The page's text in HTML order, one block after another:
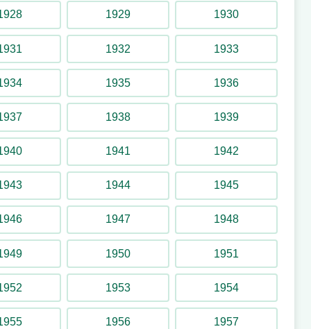
1929 1930
1932 1933
1935 1936
1938 1939
1941 1942
1944 1945
1947 1948
1950 1951
1953 1954
1956 1957
Toboggan
1924
Tomtetåget
1931 – Okänt
Tornado
1959 – 1960
Tornet